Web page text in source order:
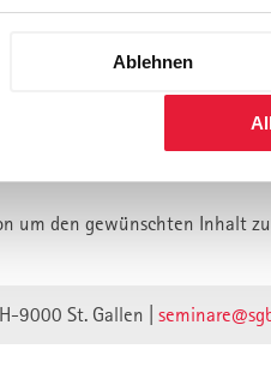
Ablehnen
ist vermutlich
wir unsere Webseite auf
verweisen unwirksam.
um den gewünschten Inhalt
9000 St. Gallen |